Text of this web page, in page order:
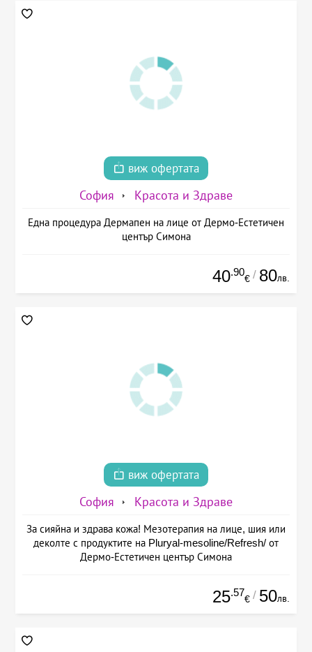
виж офертата
София Красота и Здраве
Една процедура Дермапен на лице от Дермо-Естетичен
център Симона
40.90
€ / 80лв.
виж офертата
София Красота и Здраве
За сияйна и здрава кожа! Мезотерапия на лице, шия или
деколте с продуктите на Pluryal-mesoline/Refresh/ от
Дермо-Естетичен център Симона
25.57
€ / 50лв.